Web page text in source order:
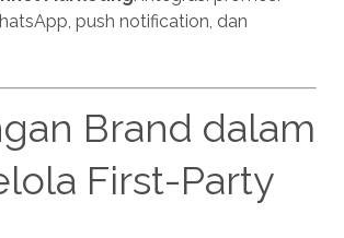
push notification, dan
Brand dalam
First-Party